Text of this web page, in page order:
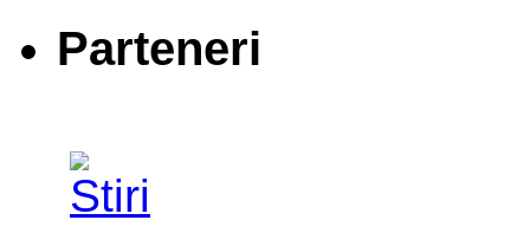
Parteneri